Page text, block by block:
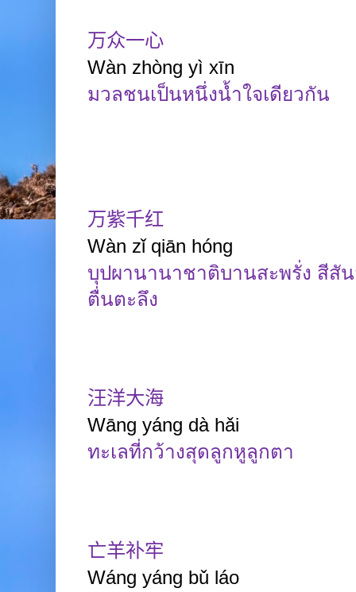
万众一心
Wàn zhòng yì xīn
มวลชนเป็นหนึ่งน้ำใจเดียวกัน
万紫千红
Wàn zǐ qiān hóng
บุปผานานาชาติบานสะพรั่ง สีสั
ตื่นตะลึง
汪洋大海
Wāng yáng dà hǎi
ทะเลที่กว้างสุดลูกหูลูกตา
亡羊补牢
Wáng yáng bǔ láo